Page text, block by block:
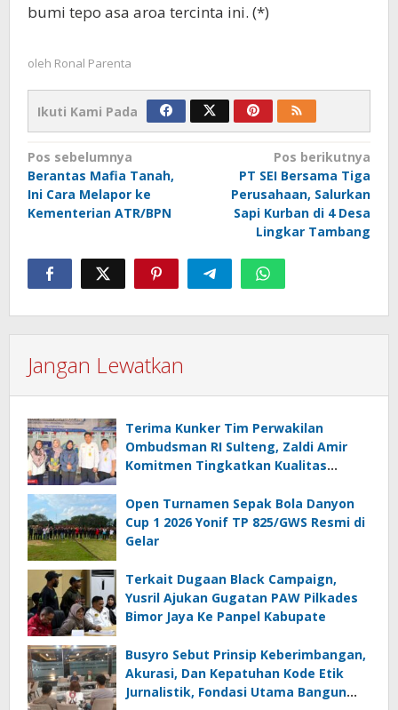
bumi tepo asa aroa tercinta ini. (*)
oleh Ronal Parenta
Ikuti Kami Pada
Navigasi
pos
Pos sebelumnya
Berantas Mafia Tanah,
Ini Cara Melapor ke
Kementerian ATR/BPN
Pos berikutnya
PT SEI Bersama Tiga
Perusahaan, Salurkan
Sapi Kurban di 4 Desa
Lingkar Tambang
Jangan Lewatkan
Terima Kunker Tim Perwakilan
Ombudsman RI Sulteng, Zaldi Amir
Komitmen Tingkatkan Kualitas
Mal Administrasi
Open Turnamen Sepak Bola Danyon
Cup 1 2026 Yonif TP 825/GWS Resmi di
Gelar
Terkait Dugaan Black Campaign,
Yusril Ajukan Gugatan PAW Pilkades
Bimor Jaya Ke Panpel Kabupate
Busyro Sebut Prinsip Keberimbangan,
Akurasi, Dan Kepatuhan Kode Etik
Jurnalistik, Fondasi Utama Bangun